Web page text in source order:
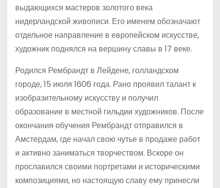
выдающихся мастеров золотого века
нидерландской живописи. Его именем обозначают
отдельное направление в европейском искусстве,
художник поднялся на вершину славы в 17 веке.
Родился Рембрандт в Лейдене, голландском
городе, 15 июля 1606 года. Рано проявил талант к
изобразительному искусству и получил
образование в местной гильдии художников. После
окончания обучения Рембрандт отправился в
Амстердам, где начал свою чутье в продаже работ
и активно заниматься творчеством. Вскоре он
прославился своими портретами и историческими
композициями, но настоящую славу ему принесли